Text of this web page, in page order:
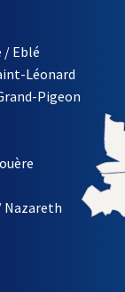
/ Eblé
Léonard
Pigeon
Nazareth